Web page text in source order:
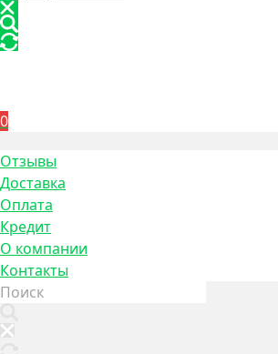
0
Отзывы
Доставка
Оплата
Кредит
О компании
Контакты